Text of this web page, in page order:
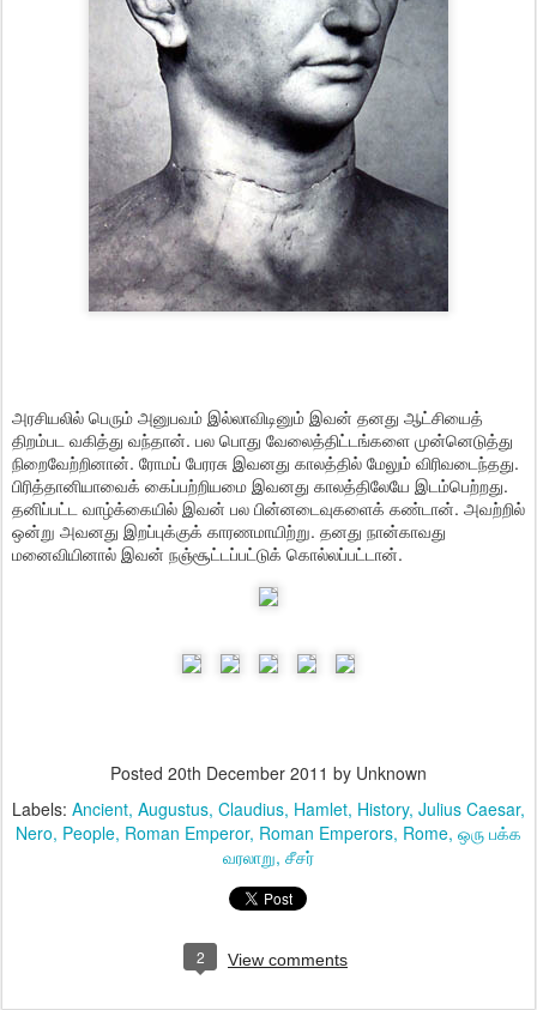
அரசியலில் பெரும் அனுபவம் இல்லாவிடினும் இவன் தனது ஆட்சியைத்
திறம்பட வகித்து வந்தான். பல பொது வேலைத்திட்டங்களை முன்னெடுத்து
நிறைவேற்றினான். ரோமப் பேரரசு இவனது காலத்தில் மேலும் விரிவடைந்தது.
பிரித்தானியாவைக் கைப்பற்றியமை இவனது காலத்திலேயே இடம்பெற்றது.
தனிப்பட்ட வாழ்க்கையில் இவன் பல பின்னடைவுகளைக் கண்டான். அவற்றில்
ஒன்று அவனது இறப்புக்குக் காரணமாயிற்று. தனது நான்காவது
மனைவியினால் இவன் நஞ்சூட்டப்பட்டுக் கொல்லப்பட்டான்.
Posted 20th December 2011 by Unknown
Labels: Ancient Augustus Claudius Hamlet History Julius Caesar
Nero People Roman Emperor Roman Emperors Rome ஒரு பக்க
வரலாறு சீசர்
2 View comments